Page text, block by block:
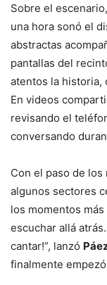
Sobre el
una hora sonó el
abstractas
pantallas del
atentos la historia,
En videos
revisando el
conversando
Con el paso de
algunos sectores
los momentos
escuchar allá
cantar!”, lanzó
finalmente